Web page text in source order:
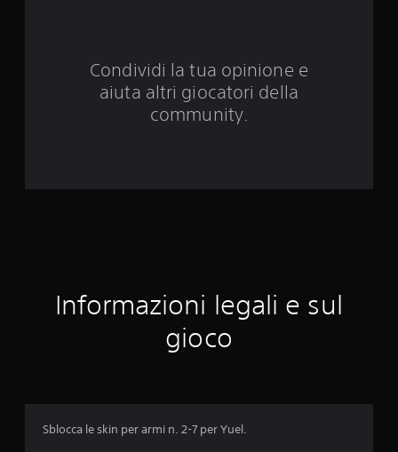
o
Condividi la tua opinione e
aiuta altri giocatori della
community.
Informazioni legali e sul
gioco
Sblocca le skin per armi n. 2-7 per Yuel.